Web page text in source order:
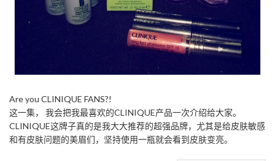
Are you CLINIQUE FANS?!
这一集， 我会把我最喜欢的CLINIQUE产品一次介绍给大家。
CLINIQUE这牌子真的是我大大推荐的超强品牌，尤其是给皮肤敏感
和有皮肤问题的美眉们，坚持使用一瓶就会看到皮肤变亮。